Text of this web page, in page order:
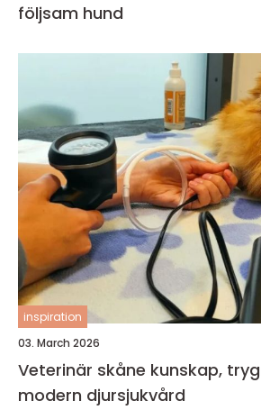
följsam hund
inspiration
03. March 2026
Veterinär skåne kunskap, trygghet och
modern djursjukvård